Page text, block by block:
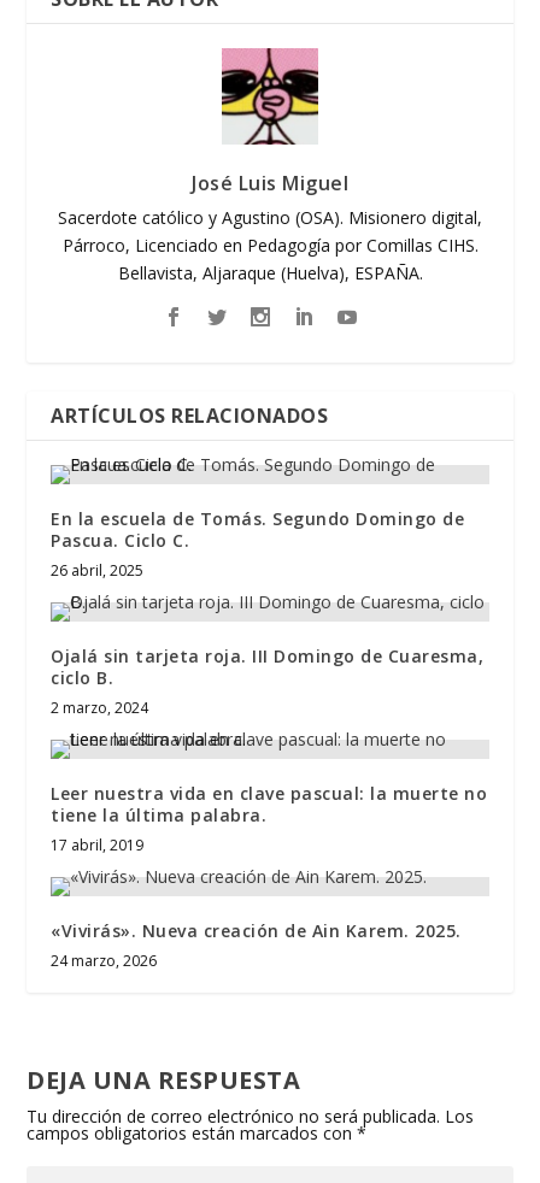
José Luis Miguel
Sacerdote católico y Agustino (OSA). Misionero digital,
Párroco, Licenciado en Pedagogía por Comillas CIHS.
Bellavista, Aljaraque (Huelva), ESPAÑA.
ARTÍCULOS RELACIONADOS
En la escuela de Tomás. Segundo Domingo de
Pascua. Ciclo C.
26 abril, 2025
Ojalá sin tarjeta roja. III Domingo de Cuaresma,
ciclo B.
2 marzo, 2024
Leer nuestra vida en clave pascual: la muerte no
tiene la última palabra.
17 abril, 2019
«Vivirás». Nueva creación de Ain Karem. 2025.
24 marzo, 2026
DEJA UNA RESPUESTA
Tu dirección de correo electrónico no será publicada. Los
campos obligatorios están marcados con*